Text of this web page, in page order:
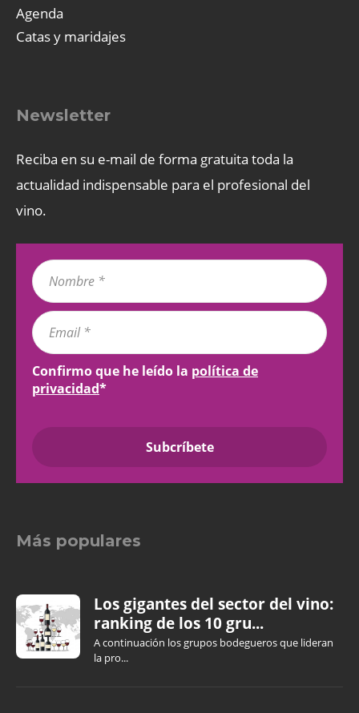
Agenda
Catas y maridajes
Newsletter
Reciba en su e-mail de forma gratuita toda la
actualidad indispensable para el profesional del
vino.
Confirmo que he leído la política de
privacidad*
Más populares
Los gigantes del sector del vino:
ranking de los 10 gru...
A continuación los grupos bodegueros que lideran
la pro...